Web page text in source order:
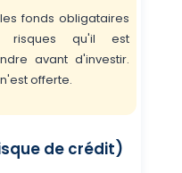
fonds obligataires
risques qu'il est
avant d'investir.
offerte.
de crédit)